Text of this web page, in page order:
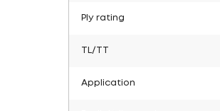
Ply rating
TL/TT
Application